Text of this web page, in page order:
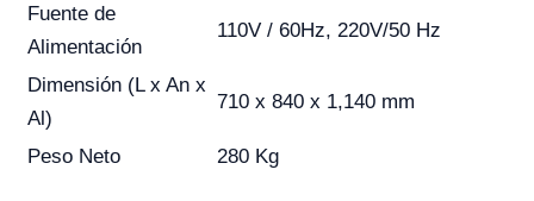
Fuente de
Alimentación
110V / 60Hz, 220V/50 Hz
Dimensión (L x An x
Al)
710 x 840 x 1,140 mm
Peso Neto 280 Kg